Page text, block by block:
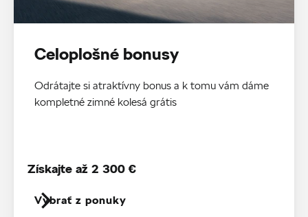
Celoplošné bonusy
Odrátajte si atraktívny bonus a k tomu vám dáme
kompletné zimné kolesá grátis
Vybrať z ponuky
Získajte až 2 300 €